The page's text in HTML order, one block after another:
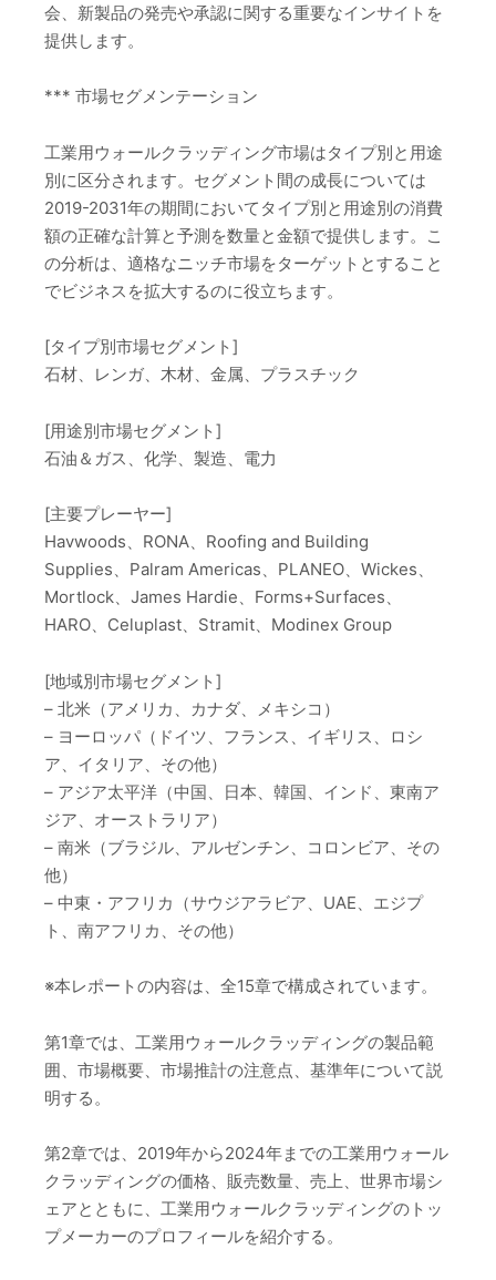
会、新製品の発売や承認に関する重要なインサイトを
提供します。
*** 市場セグメンテーション
工業用ウォールクラッディング市場はタイプ別と用途
別に区分されます。セグメント間の成長については
2019-2031年の期間においてタイプ別と用途別の消費
額の正確な計算と予測を数量と金額で提供します。こ
の分析は、適格なニッチ市場をターゲットとすること
でビジネスを拡大するのに役立ちます。
[タイプ別市場セグメント]
石材、レンガ、木材、金属、プラスチック
[用途別市場セグメント]
石油＆ガス、化学、製造、電力
[主要プレーヤー]
Havwoods、RONA、Roofing and Building
Supplies、Palram Americas、PLANEO、Wickes、
Mortlock、James Hardie、Forms+Surfaces、
HARO、Celuplast、Stramit、Modinex Group
[地域別市場セグメント]
– 北米（アメリカ、カナダ、メキシコ）
– ヨーロッパ（ドイツ、フランス、イギリス、ロシ
ア、イタリア、その他）
– アジア太平洋（中国、日本、韓国、インド、東南ア
ジア、オーストラリア）
– 南米（ブラジル、アルゼンチン、コロンビア、その
他）
– 中東・アフリカ（サウジアラビア、UAE、エジプ
ト、南アフリカ、その他）
※本レポートの内容は、全15章で構成されています。
第1章では、工業用ウォールクラッディングの製品範
囲、市場概要、市場推計の注意点、基準年について説
明する。
第2章では、2019年から2024年までの工業用ウォール
クラッディングの価格、販売数量、売上、世界市場シ
ェアとともに、工業用ウォールクラッディングのトッ
プメーカーのプロフィールを紹介する。